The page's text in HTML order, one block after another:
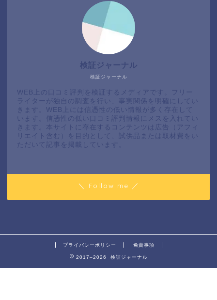
検証ジャーナル
検証ジャーナル
WEB上の口コミ評判を検証するメディアです。フリー
ライターが独自の調査を行い、事実関係を明確にしてい
きます。WEB上には信憑性の低い情報が多く存在して
います。信憑性の低い口コミ評判情報にメスを入れてい
きます。本サイトに存在するコンテンツは広告（アフィ
リエイト含む）を目的として、試供品または取材費をい
ただいて記事を掲載しています。
＼ Follow me ／
プライバシーポリシー 免責事項
2017–2026 検証ジャーナル